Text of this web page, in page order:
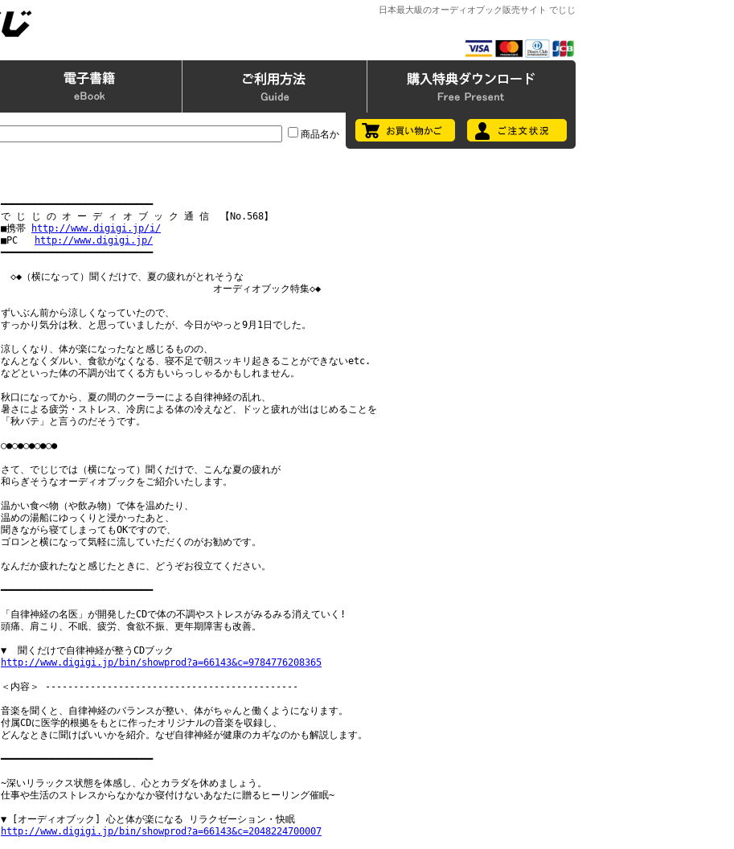
日本最大級のオーディオブック販売サイト でじじ
商品名か
━━━━━━━━━━━━━━━━━━━━━━━━━━━
で じ じ の オ ー デ ィ オ ブ ッ ク 通 信  【No.568】
■携帯
http://www.digigi.jp/i/
■PC
http://www.digigi.jp/
━━━━━━━━━━━━━━━━━━━━━━━━━━━
◇◆（横になって）聞くだけで、夏の疲れがとれそうな
オーディオブック特集◇◆
ずいぶん前から涼しくなっていたので、
すっかり気分は秋、と思っていましたが、今日がやっと9月1日でした。
涼しくなり、体が楽になったなと感じるものの、
なんとなくダルい、食欲がなくなる、寝不足で朝スッキリ起きることができないetc.
などといった体の不調が出てくる方もいらっしゃるかもしれません。
秋口になってから、夏の間のクーラーによる自律神経の乱れ、
暑さによる疲労・ストレス、冷房による体の冷えなど、ドッと疲れが出はじめることを
「秋バテ」と言うのだそうです。
○●○●○●○●○●
さて、でじじでは（横になって）聞くだけで、こんな夏の疲れが
和らぎそうなオーディオブックをご紹介いたします。
温かい食べ物（や飲み物）で体を温めたり、
温めの湯船にゆっくりと浸かったあと、
聞きながら寝てしまってもOKですので、
ゴロンと横になって気軽に流していただくのがお勧めです。
なんだか疲れたなと感じたときに、どうぞお役立てください。
━━━━━━━━━━━━━━━━━━━━━━━━━━━
「自律神経の名医」が開発したCDで体の不調やストレスがみるみる消えていく!
頭痛、肩こり、不眠、疲労、食欲不振、更年期障害も改善。
http://www.digigi.jp/bin/showprod?a=66143&c=9784776208365
＜内容＞ ---------------------------------------------
音楽を聞くと、自律神経のバランスが整い、体がちゃんと働くようになります。
付属CDに医学的根拠をもとに作ったオリジナルの音楽を収録し、
どんなときに聞けばいいかを紹介。なぜ自律神経が健康のカギなのかも解説します。
━━━━━━━━━━━━━━━━━━━━━━━━━━━
~深いリラックス状態を体感し、心とカラダを休めましょう。
仕事や生活のストレスからなかなか寝付けないあなたに贈るヒーリング催眠~
http://www.digigi.jp/bin/showprod?a=66143&c=2048224700007